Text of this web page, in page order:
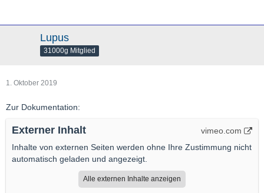
Lupus
31000g Mitglied
1. Oktober 2019
Zur Dokumentation:
Externer Inhalt
vimeo.com
Inhalte von externen Seiten werden ohne Ihre Zustimmung nicht
automatisch geladen und angezeigt.
Alle externen Inhalte anzeigen